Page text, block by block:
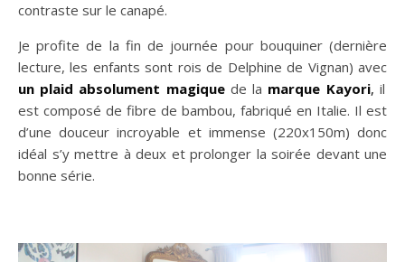
contraste sur le canapé.
Je profite de la fin de journée pour bouquiner (dernière
lecture, les enfants sont rois de Delphine de Vignan) avec
un plaid absolument magiquede la marque Kayori, il
est composé de fibre de bambou, fabriqué en Italie. Il est
d’une douceur incroyable et immense (220x150m) donc
idéal s’y mettre à deux et prolonger la soirée devant une
bonne série.